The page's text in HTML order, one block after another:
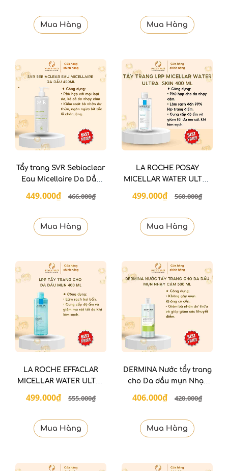
Mua Hàng Mua Hàng
Tẩy trang SVR Sebiaclear
Eau Micellaire Da Dầu
449.000₫ 466.000₫
Mua Hàng
LA ROCHE POSAY
MICELLAR WATER ULTRA
499.000₫ 560.000₫
Mua Hàng
LA ROCHE EFFACLAR
MICELLAR WATER ULTRA
499.000₫ 555.000₫
Mua Hàng
DERMINA Nước tẩy trang
cho Da dầu mụn Nhạy
406.000₫ 420.000₫
Mua Hàng